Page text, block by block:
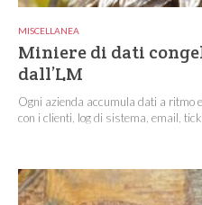
MISCELLANEA
Miniere di dati
dall’LM
Ogni azienda accumula dati a ritmo
con i clienti, log di sistema, email,